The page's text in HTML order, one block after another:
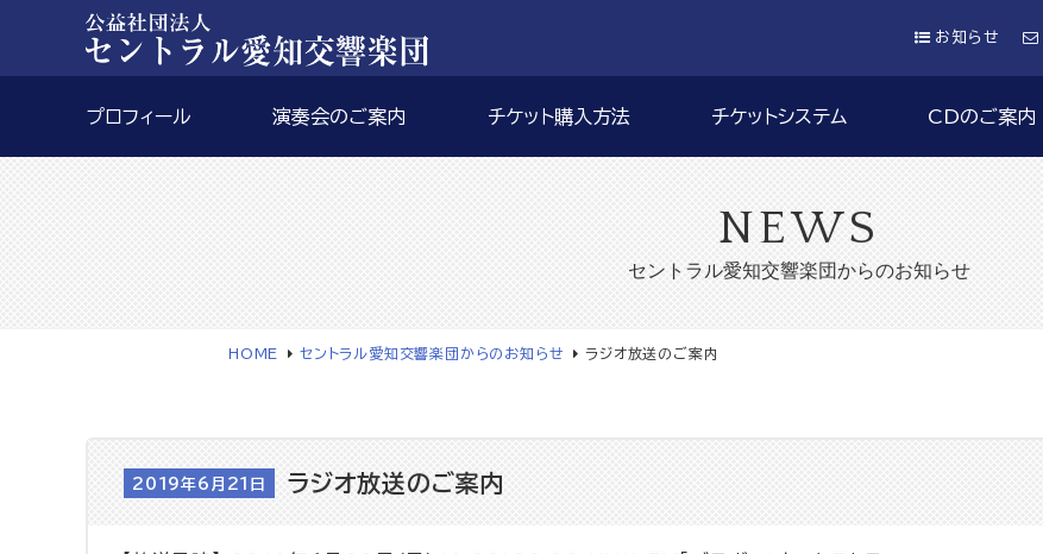
お知らせ
プロフィール 演奏会のご案内 チケット購入方法 チケットシステム CDのご案内
NEWS
セントラル愛知交響楽団からのお知らせ
HOME セントラル愛知交響楽団からのお知らせ ラジオ放送のご案内
2019年6月21日 ラジオ放送のご案内